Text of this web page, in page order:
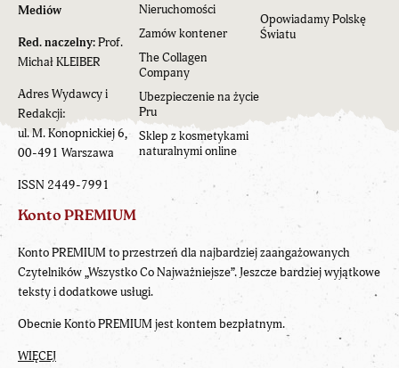
Mediów
Red. naczelny:Prof.
Michał KLEIBER
Adres Wydawcy i
Redakcji:
ul. M. Konopnickiej 6,
00-491 Warszawa
ISSN 2449-7991
Nieruchomości
Zamów kontener
The Collagen
Company
Ubezpieczenie na życie
Pru
Sklep z kosmetykami
naturalnymi online
Opowiadamy Polskę
Światu
Konto PREMIUM
Konto PREMIUM to przestrzeń dla najbardziej zaangażowanych
Czytelników „Wszystko Co Najważniejsze”. Jeszcze bardziej wyjątkowe
teksty i dodatkowe usługi.
Obecnie Konto PREMIUM jest kontem bezpłatnym.
WIĘCEJ